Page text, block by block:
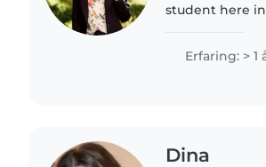
student here
and a little
Erfaring: > 1
Dina